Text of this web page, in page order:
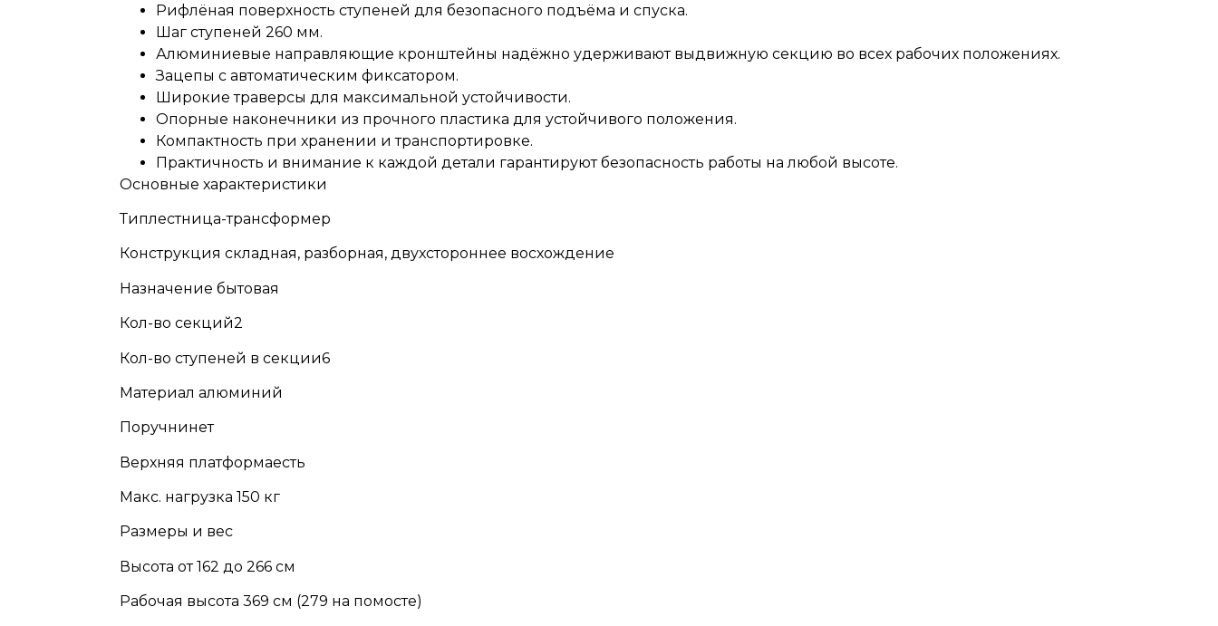
Рифлёная поверхность ступеней для безопасного подъёма и спуска.
Шаг ступеней 260 мм.
Алюминиевые направляющие кронштейны надёжно удерживают выдвижную секцию во всех рабочих положениях.
Зацепы с автоматическим фиксатором.
Широкие траверсы для максимальной устойчивости.
Опорные наконечники из прочного пластика для устойчивого положения.
Компактность при хранении и транспортировке.
Практичность и внимание к каждой детали гарантируют безопасность работы на любой высоте.
Основные характеристики
Типлестница-трансформер
Конструкция складная, разборная, двухстороннее восхождение
Назначение бытовая
Кол-во секций2
Кол-во ступеней в секции6
Материал алюминий
Поручнинет
Верхняя платформаесть
Макс. нагрузка 150 кг
Размеры и вес
Высота от 162 до 266 см
Рабочая высота 369 см (279 на помосте)